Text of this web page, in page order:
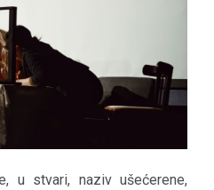
u stvari, naziv ušećerene,